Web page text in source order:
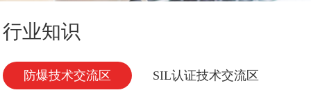
行业知识
防爆技术交流区 SIL认证技术交流区